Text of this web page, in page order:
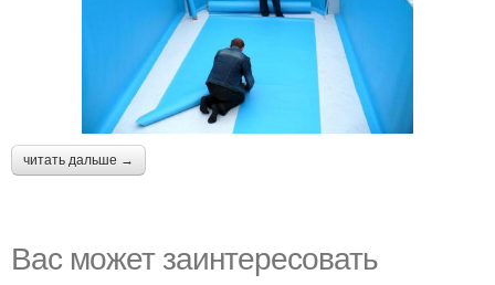
читать дальше →
Вас может заинтересовать